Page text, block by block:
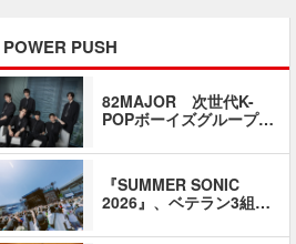
POWER PUSH
82MAJOR 次世代K-
POPボーイズグループ…
『SUMMER SONIC
2026』、ベテラン3組…